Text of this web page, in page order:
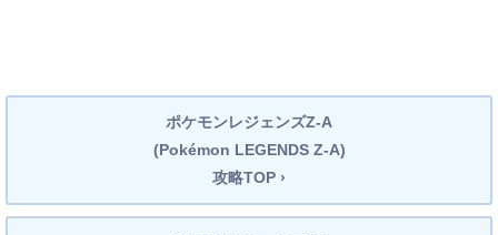
ポケモンレジェンズZ-A
(Pokémon LEGENDS Z-A)
攻略TOP ›